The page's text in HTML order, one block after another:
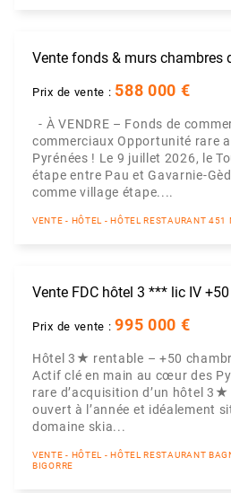
Vente fonds & murs chambres
Prix de vente : 588 000 €
- À VENDRE – Fonds de
commerciaux Opportunité rare
Pyrénées ! Le 9 juillet 2026, le
étape entre Pau et Gavarnie-
comme village étape....
VENTE - HÔTEL - HÔTEL RESTAURANT 451
Vente FDC hôtel 3 *** lic IV
Prix de vente :995 000 €
Hôtel 3★ rentable – +50
Actif clé en main au cœur des
rare d’acquisition d’un hôtel
ouvert à l’année et idéalement
domaine skia...
VENTE - HÔTEL - HÔTEL RESTAURANT
BIGORRE